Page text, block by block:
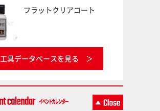
フラットクリアコート
工具データベースを見る